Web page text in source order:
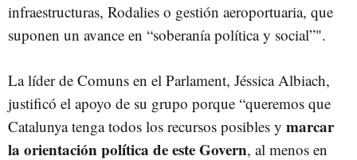
infraestructuras, Rodalies o gestión aeroportuaria, que
suponen un avance en “soberanía política y social”".
La líder de Comuns en el Parlament, Jéssica Albiach,
justificó el apoyo de su grupo porque “queremos que
Catalunya tenga todos los recursos posibles y marcar
la orientación política de este Govern, al menos en